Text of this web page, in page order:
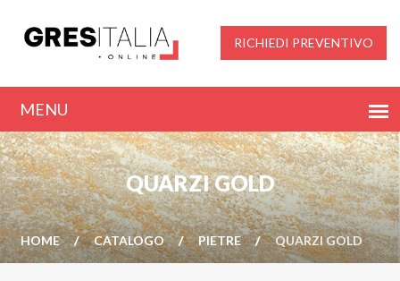
RICHIEDI PREVENTIVO
QUARZI GOLD
HOME CATALOGO PIETRE QUARZI GOLD